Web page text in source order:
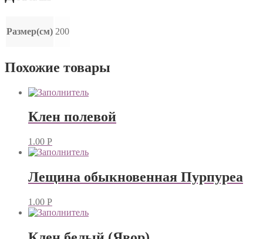
Размер(см) 200
Похожие товары
Клен полевой
1.00 Р
Лещина обыкновенная Пурпуреа
1.00 Р